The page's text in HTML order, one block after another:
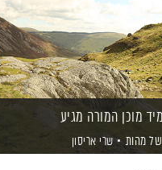
מוכן המורה מגיע
מהות שרי אריסון